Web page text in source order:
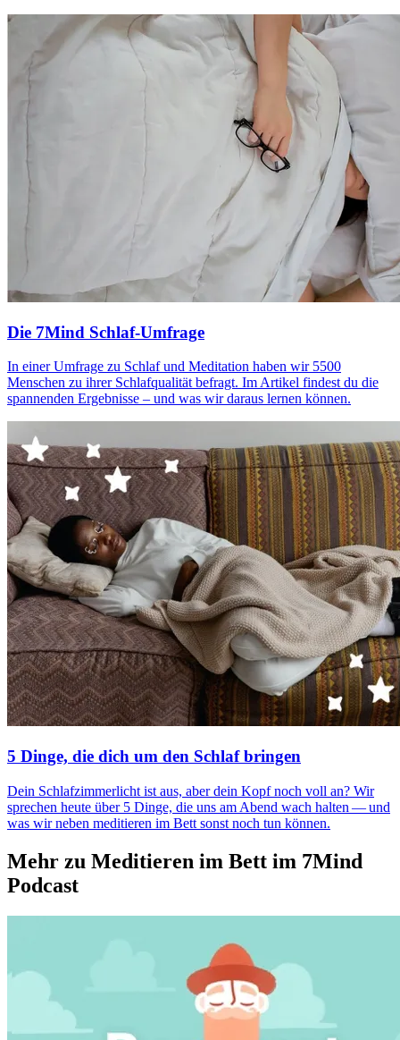
Die 7Mind Schlaf-Umfrage
In einer Umfrage zu Schlaf und Meditation haben wir 5500
Menschen zu ihrer Schlafqualität befragt. Im Artikel findest du die
spannenden Ergebnisse – und was wir daraus lernen können.
5 Dinge, die dich um den Schlaf bringen
Dein Schlaf­zim­mer­licht ist aus, aber dein Kopf noch voll an? Wir
spre­chen heute über 5 Dinge, die uns am Abend wach halten — und
was wir neben meditieren im Bett sonst noch tun können.
Mehr zu Meditieren im Bett im 7Mind
Podcast